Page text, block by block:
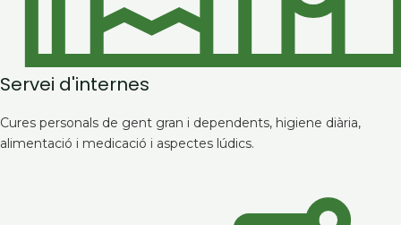
Servei d'internes
Cures personals de gent gran i dependents, higiene diària,
alimentació i medicació i aspectes lúdics.